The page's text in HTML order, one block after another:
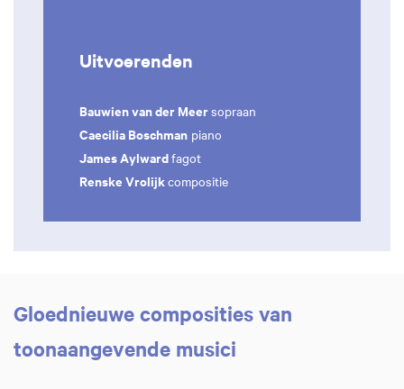
Uitvoerenden
Bauwien van der Meersopraan
Caecilia Boschman piano
James Aylwardfagot
Renske Vrolijkcompositie
Gloednieuwe composities van
toonaangevende musici